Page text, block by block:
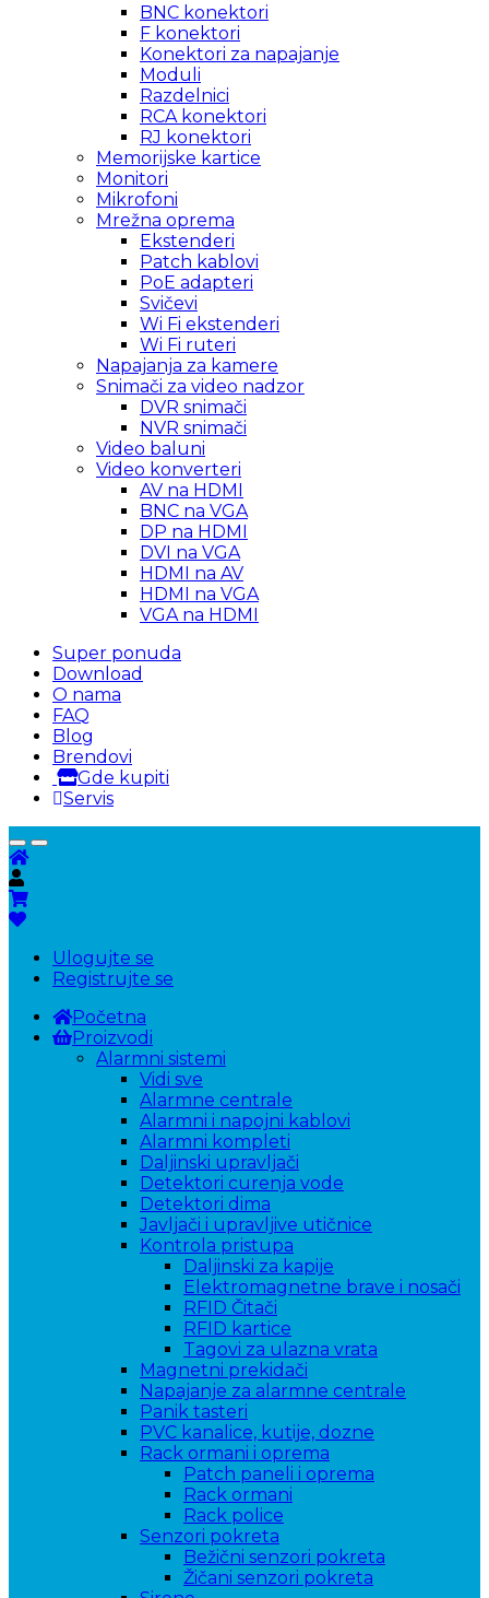
BNC konektori
F konektori
Konektori za napajanje
Moduli
Razdelnici
RCA konektori
RJ konektori
Memorijske kartice
Monitori
Mikrofoni
Mrežna oprema
Ekstenderi
Patch kablovi
PoE adapteri
Svičevi
Wi Fi ekstenderi
Wi Fi ruteri
Napajanja za kamere
Snimači za video nadzor
DVR snimači
NVR snimači
Video baluni
Video konverteri
AV na HDMI
BNC na VGA
DP na HDMI
DVI na VGA
HDMI na AV
HDMI na VGA
VGA na HDMI
Super ponuda
Download
O nama
FAQ
Blog
Brendovi
Gde kupiti
Servis
Ulogujte se
Registrujte se
Početna
Proizvodi
Alarmni sistemi
Vidi sve
Alarmne centrale
Alarmni i napojni kablovi
Alarmni kompleti
Daljinski upravljači
Detektori curenja vode
Detektori dima
Javljači i upravljive utičnice
Kontrola pristupa
Daljinski za kapije
Elektromagnetne brave i nosači
RFID Čitači
RFID kartice
Tagovi za ulazna vrata
Magnetni prekidači
Napajanje za alarmne centrale
Panik tasteri
PVC kanalice, kutije, dozne
Rack ormani i oprema
Patch paneli i oprema
Rack ormani
Rack police
Senzori pokreta
Bežični senzori pokreta
Žičani senzori pokreta